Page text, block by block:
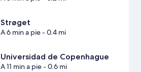
Strøget
A 6 min a pie- 0.4 mi
Universidad de Copenhague
A 11 min a pie- 0.6 mi